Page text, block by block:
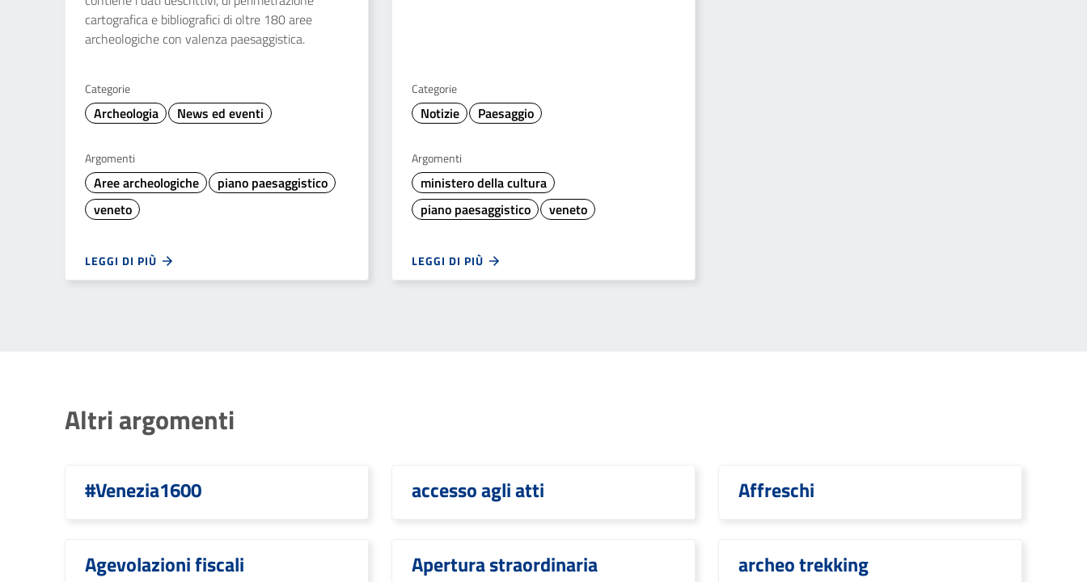
cartografica e bibliografici di oltre 180 aree
archeologiche con valenza paesaggistica.
Categorie
Archeologia News ed eventi
Argomenti
Aree archeologiche
piano paesaggistico
veneto
LEGGI DI PIÙ
Categorie
Notizie Paesaggio
Argomenti
ministero della cultura
piano paesaggistico
veneto
LEGGI DI PIÙ
Altri argomenti
#Venezia1600 accesso agli atti Affreschi
Agevolazioni fiscali Apertura straordinaria archeo trekking